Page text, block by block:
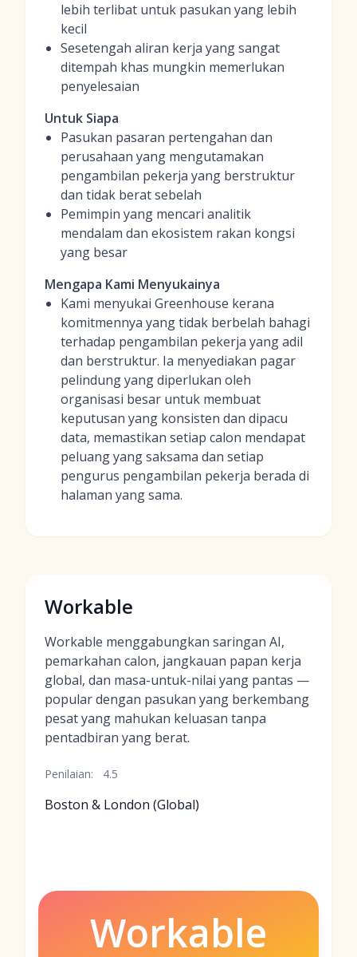
lebih terlibat untuk pasukan yang lebih
kecil
Sesetengah aliran kerja yang sangat
ditempah khas mungkin memerlukan
penyelesaian
Untuk Siapa
Pasukan pasaran pertengahan dan
perusahaan yang mengutamakan
pengambilan pekerja yang berstruktur
dan tidak berat sebelah
Pemimpin yang mencari analitik
mendalam dan ekosistem rakan kongsi
yang besar
Mengapa Kami Menyukainya
Kami menyukai Greenhouse kerana
komitmennya yang tidak berbelah bahagi
terhadap pengambilan pekerja yang adil
dan berstruktur. Ia menyediakan pagar
pelindung yang diperlukan oleh
organisasi besar untuk membuat
keputusan yang konsisten dan dipacu
data, memastikan setiap calon mendapat
peluang yang saksama dan setiap
pengurus pengambilan pekerja berada di
halaman yang sama.
Workable
Workable menggabungkan saringan AI,
pemarkahan calon, jangkauan papan kerja
global, dan masa-untuk-nilai yang pantas —
popular dengan pasukan yang berkembang
pesat yang mahukan keluasan tanpa
pentadbiran yang berat.
Penilaian: 4.5
Boston & London (Global)
Workable